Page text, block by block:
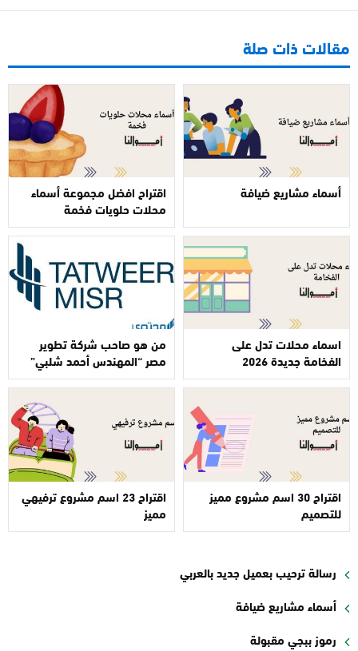
مقالات ذات صلة
أسماء مشاريع ضيافة اقتراح افضل مجموعة أسماء
محلات حلويات فخمة
اسماء محلات تدل على
الفخامة جديدة 2026
من هو صاحب شركة تطوير
مصر “المهندس أحمد شلبي”
اقتراح 30 اسم مشروع مميز
للتصميم
اقتراح 23 اسم مشروع ترفيهي
مميز
رسالة ترحيب بعميل جديد بالعربي
أسماء مشاريع ضيافة
رموز ببجي مقبولة